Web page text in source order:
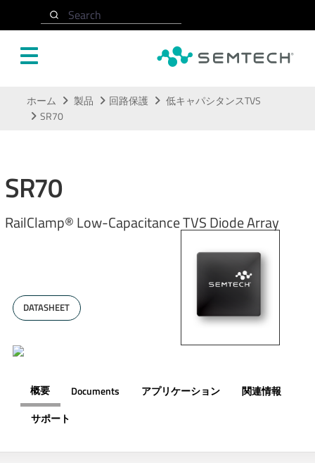
Search
ホーム 製品 回路保護
低キャパシタンスTVS
SR70
SR70
RailClamp® Low-Capacitance TVS Diode Array
DATASHEET
概要 Documents アプリケーション
関連情報
サポート